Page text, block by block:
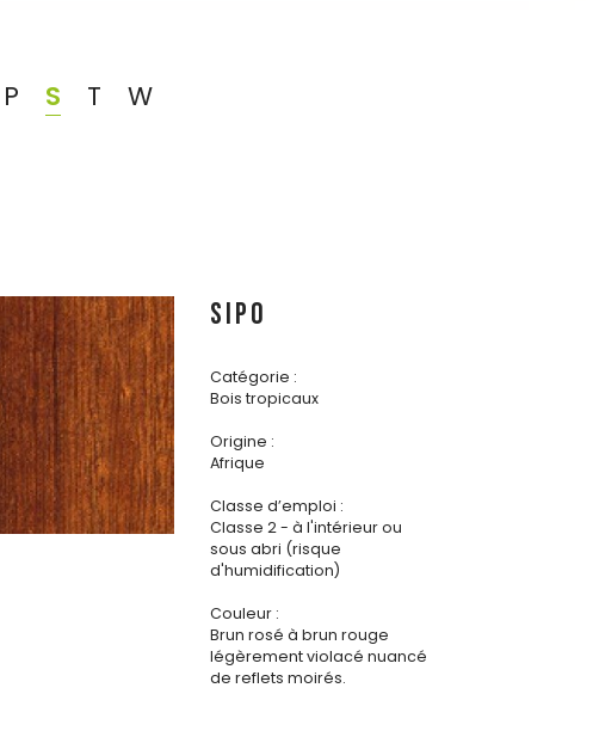
P S T W
SIPO
Catégorie :
Bois tropicaux
Origine :
Afrique
Classe d’emploi :
Classe 2 - à l'intérieur ou
sous abri (risque
d'humidification)
Couleur :
Brun rosé à brun rouge
légèrement violacé nuancé
de reflets moirés.